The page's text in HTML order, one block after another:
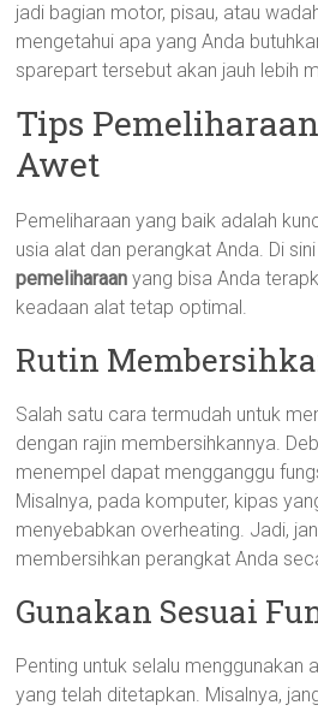
jadi bagian motor, pisau, atau
mengetahui apa yang Anda
sparepart tersebut akan jauh lebih
Tips
Awet
Pemeliharaan yang baik adalah
usia alat dan perangkat Anda. Di
pemeliharaan yang bisa Anda
keadaan alat tetap optimal.
Rutin
Salah satu cara termudah untuk
dengan rajin membersihkannya.
menempel dapat mengganggu
Misalnya, pada komputer, kipas
menyebabkan overheating. Jadi,
membersihkan perangkat Anda
Gunakan Sesuai
Penting untuk selalu menggunakan
yang telah ditetapkan. Misalnya,